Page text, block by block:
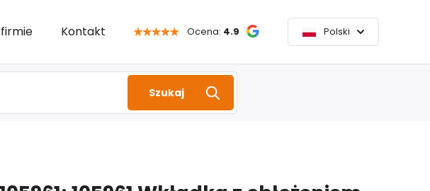
Kontakt Ocena: 4.9 Polski
Szukaj